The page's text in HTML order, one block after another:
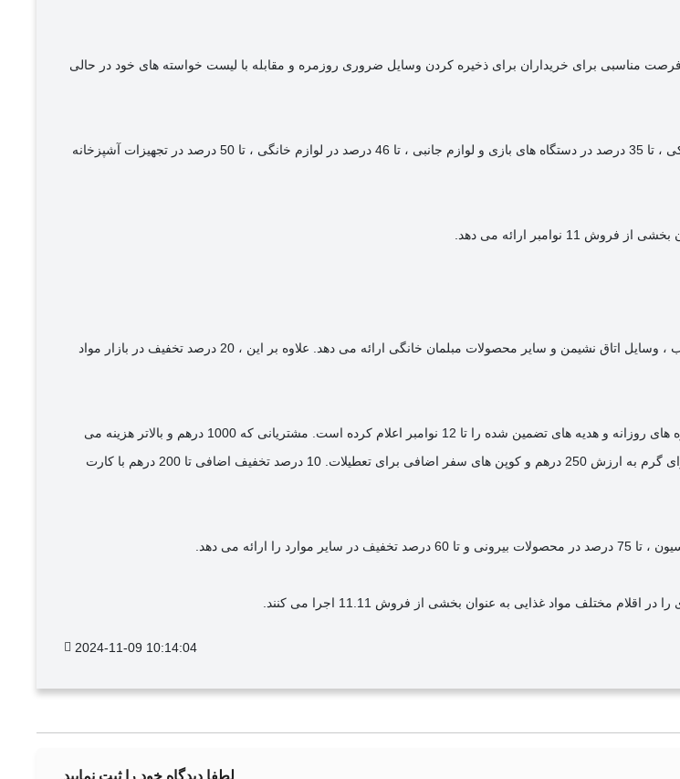
استفانو مارتینلی ، معاون رئیس آمازون Mena گفت:" آغاز فصل خرید در پایان سال ، 11.11 فرصت مناسبی برای خریداران برای ذخیره کردن وسایل ضروری روزمره و مقابله با لیست خواسته های خود در حالی
این شرکت تجارت الکترونیک اعلام کرد که خریداران می توانند تا 50 درصد در لوازم الکترونیکی ، تا 35 درصد در دستگاه های بازی و لوازم جانبی ، تا 46 درصد در لوازم خانگی ، تا 50 درصد در تجهیزات آشپزخانه
این رویداد آنلاین تنها تخفیف هایی را تا 50 درصد در طیف وسیعی از وسایل ضروری اتاق خواب ، وسایل اتاق نشیمن و سایر محصولات مبلمان خانگی ارائه می دهد. علاوه بر این ، 20 درصد تخفیف در بازار مواد
به عنوان بخشی از فروش 11.11 ، خرده فروش الکترونیک امارات متحده عربی Jumbo جایزه های روزانه و هدیه های تضمین شده را تا 12 نوامبر اعلام کرده است. مشتریانی که 1000 درهم و بالاتر هزینه می
کنند ، کوپن های سرگرمی و سفر 500 درهم را دریافت می کنند – از جمله یک کوپن بالون هوای گرم به ارزش 250 درهم و کوپن های سفر اضافی برای تعطیلات. 10 درصد تخفیف اضافی تا 200 درهم با کارت
مختلف مواد غذایی به عنوان بخشی از فروش 11.11 اجرا می کنند.
2024-11-09 10:14:04
لطفا دیدگاه خود را ثبت نمایید.